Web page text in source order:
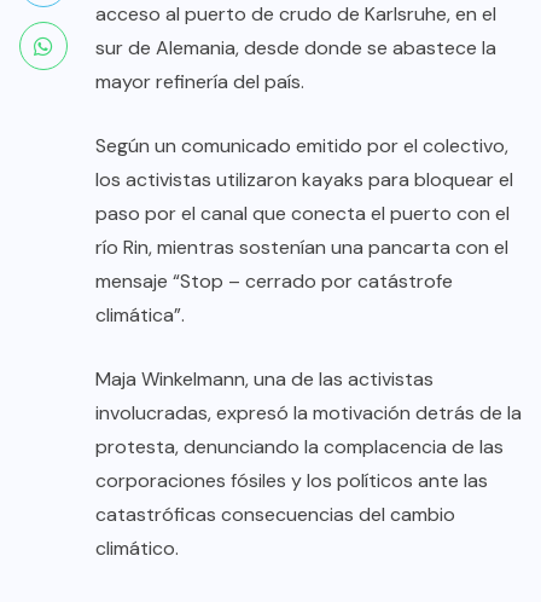
acceso al puerto de crudo de Karlsruhe, en el
sur de Alemania, desde donde se abastece la
mayor refinería del país.
Según un comunicado emitido por el colectivo,
los activistas utilizaron kayaks para bloquear el
paso por el canal que conecta el puerto con el
río Rin, mientras sostenían una pancarta con el
mensaje “Stop – cerrado por catástrofe
climática”.
Maja Winkelmann, una de las activistas
involucradas, expresó la motivación detrás de la
protesta, denunciando la complacencia de las
corporaciones fósiles y los políticos ante las
catastróficas consecuencias del cambio
climático.